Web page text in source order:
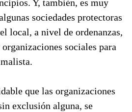
Y, también, es muy
sociedades protectoras
local, a nivel de ordenanzas,
sociales para
que las organizaciones
exclusión alguna, se